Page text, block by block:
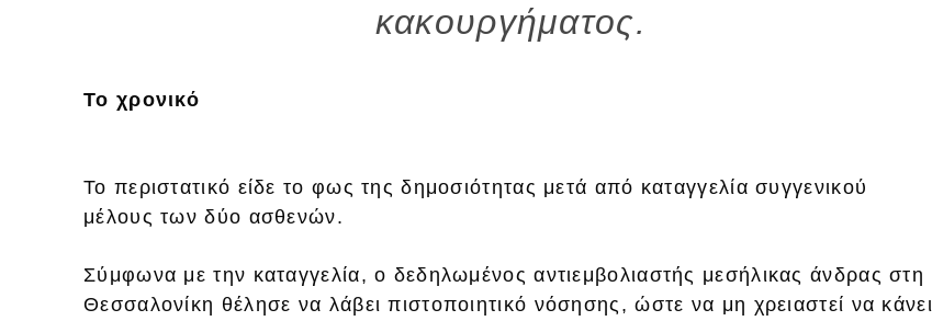
κακουργήματος.
Το χρονικό
Το περιστατικό είδε το φως της δημοσιότητας μετά από καταγγελία συγγενικού
μέλους των δύο ασθενών.
Σύμφωνα με την καταγγελία, ο δεδηλωμένος αντιεμβολιαστής μεσήλικας άνδρας στη
Θεσσαλονίκη θέλησε να λάβει πιστοποιητικό νόσησης, ώστε να μη χρειαστεί να κάνει